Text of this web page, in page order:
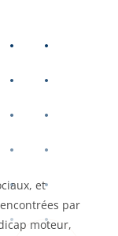
et
par
moteur,